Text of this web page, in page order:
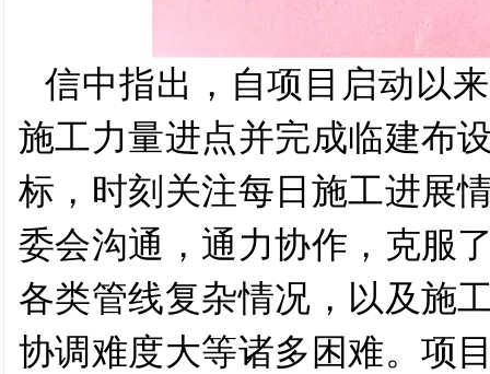
信中指出，自项目启动以
施工力量进点并完成临建布
标，时刻关注每日施工进展
委会沟通，通力协作，克服
各类管线复杂情况，以及施
协调难度大等诸多困难。项